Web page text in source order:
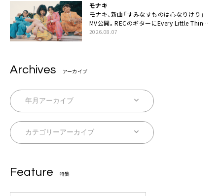
モナキ
モナキ、新曲「すみなすものは心なりけり」
MV公開。RECのギターにEvery Little Thing・
伊藤一朗参加も
2026.08.07
Archives アーカイブ
Feature 特集